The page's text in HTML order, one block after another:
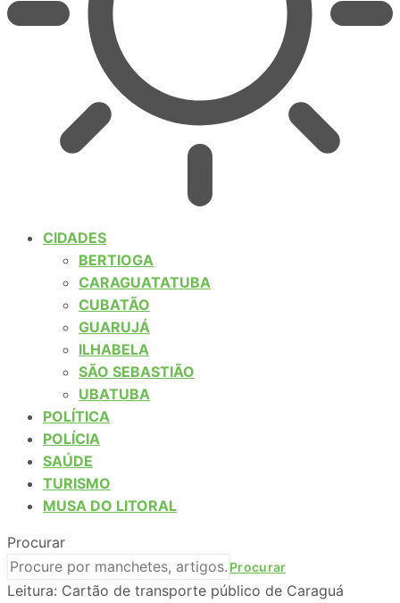
CIDADES
BERTIOGA
CARAGUATATUBA
CUBATÃO
GUARUJÁ
ILHABELA
SÃO SEBASTIÃO
UBATUBA
POLÍTICA
POLÍCIA
SAÚDE
TURISMO
MUSA DO LITORAL
Procurar
Leitura: Cartão de transporte público de Caraguá